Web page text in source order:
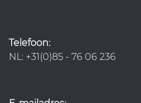
Telefoon:
NL: +31(0)85 - 76 06 236